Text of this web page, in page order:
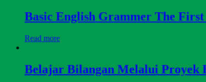
Basic English Grammer The
Read more
Belajar Bilangan Melalui Proyek